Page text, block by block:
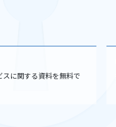
スに関する資料を無料で